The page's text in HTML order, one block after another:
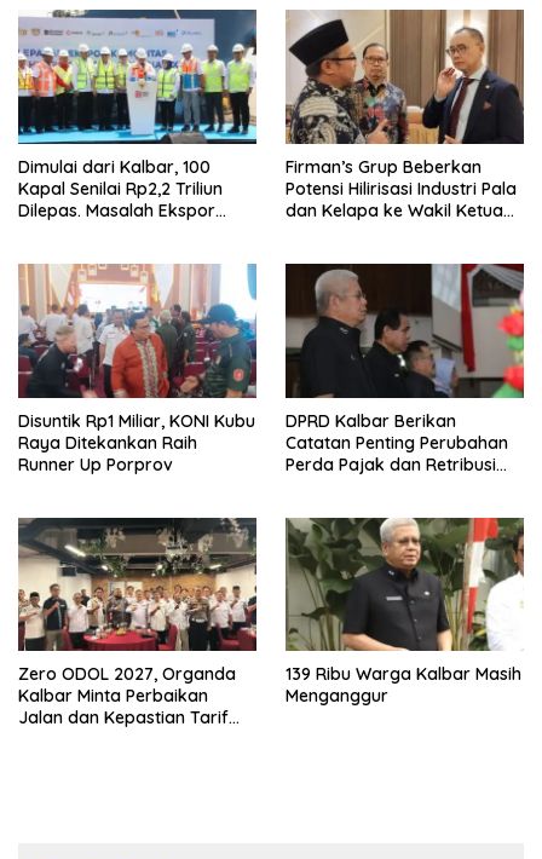
Dimulai dari Kalbar, 100
Kapal Senilai Rp2,2 Triliun
Dilepas. Masalah Ekspor
Firman’s Grup Beberkan
Potensi Hilirisasi Industri Pala
dan Kelapa ke Wakil Ketua
Disuntik Rp1 Miliar, KONI Kubu
Raya Ditekankan Raih
Runner Up Porprov
DPRD Kalbar Berikan
Catatan Penting Perubahan
Perda Pajak dan Retribusi
Zero ODOL 2027, Organda
Kalbar Minta Perbaikan
Jalan dan Kepastian Tarif
139 Ribu Warga Kalbar Masih
Menganggur